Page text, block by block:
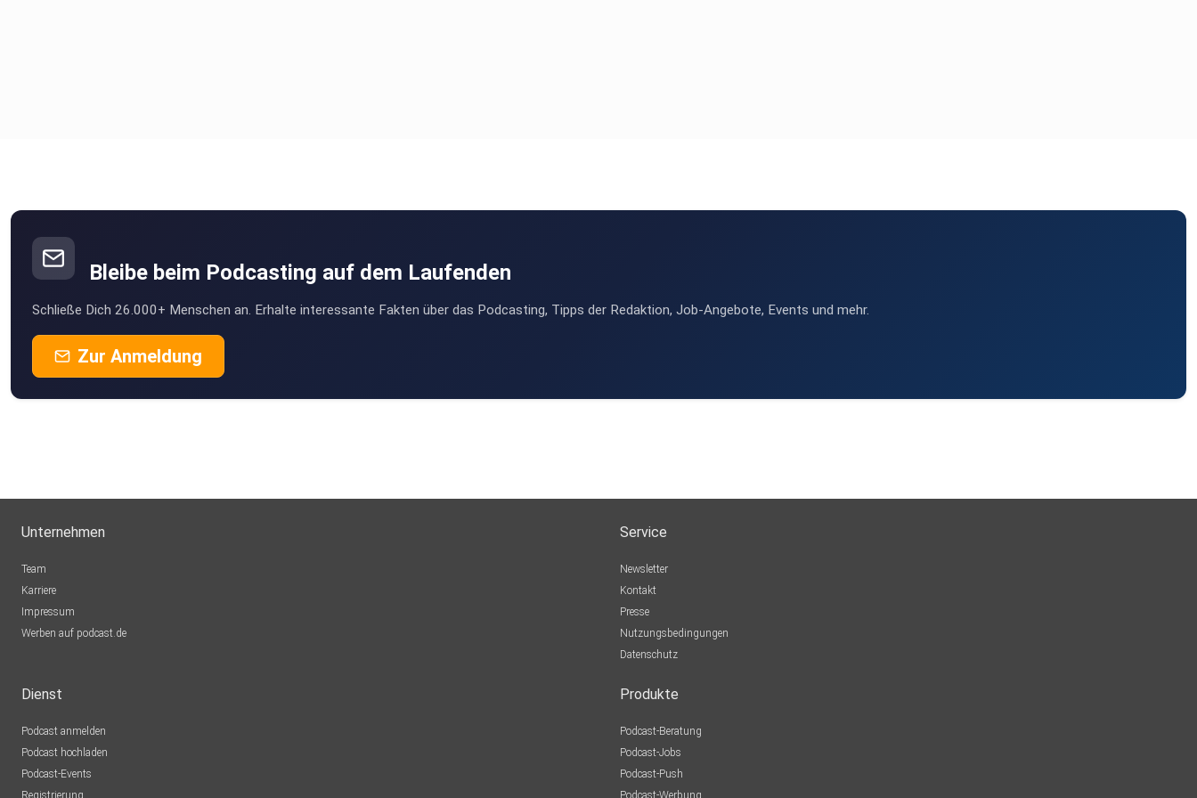
Bleibe beim Podcasting auf dem Laufenden
Schließe Dich 26.000+ Menschen an. Erhalte interessante Fakten über das Podcasting, Tipps der Redaktion, Job-Angebote, Events und mehr.
Zur Anmeldung
Unternehmen
Team
Karriere
Impressum
Werben auf podcast.de
Service
Newsletter
Kontakt
Presse
Nutzungsbedingungen
Datenschutz
Dienst
Podcast anmelden
Podcast hochladen
Podcast-Events
Registrierung
Produkte
Podcast-Beratung
Podcast-Jobs
Podcast-Push
Podcast-Werbung